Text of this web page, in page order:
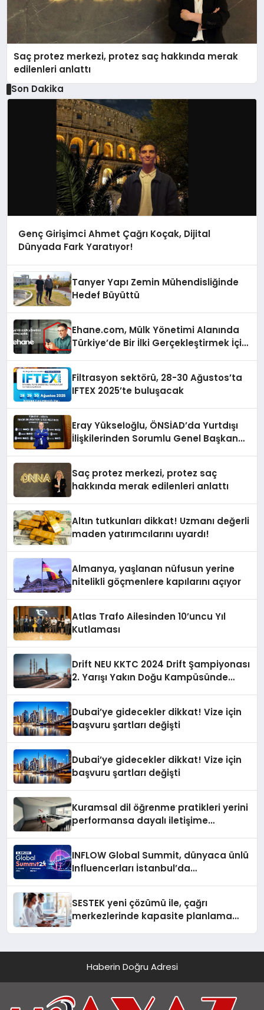
Saç protez merkezi, protez saç hakkında merak
edilenleri anlattı
Son Dakika
Genç Girişimci Ahmet Çağrı Koçak, Dijital
Dünyada Fark Yaratıyor!
Tanyer Yapı Zemin Mühendisliğinde
Hedef Büyüttü
Ehane.com, Mülk Yönetimi Alanında
Türkiye’de Bir İlki Gerçekleştirmek İçin
Filtrasyon sektörü, 28-30 Ağustos’ta
IFTEX 2025’te buluşacak
Eray Yükseloğlu, ÖNSİAD’da Yurtdışı
İlişkilerinden Sorumlu Genel Başkan
Saç protez merkezi, protez saç
hakkında merak edilenleri anlattı
Altın tutkunları dikkat! Uzmanı değerli
maden yatırımcılarını uyardı!
Almanya, yaşlanan nüfusun yerine
nitelikli göçmenlere kapılarını açıyor
Atlas Trafo Ailesinden 10’uncu Yıl
Kutlaması
Drift NEU KKTC 2024 Drift Şampiyonası
2. Yarışı Yakın Doğu Kampüsünde
Dubai’ye gidecekler dikkat! Vize için
başvuru şartları değişti
Dubai’ye gidecekler dikkat! Vize için
başvuru şartları değişti
Kuramsal dil öğrenme pratikleri yerini
performansa dayalı iletişime
INFLOW Global Summit, dünyaca ünlü
Influencerları İstanbul’da
SESTEK yeni çözümü ile, çağrı
merkezlerinde kapasite planlama
Haberin Doğru Adresi